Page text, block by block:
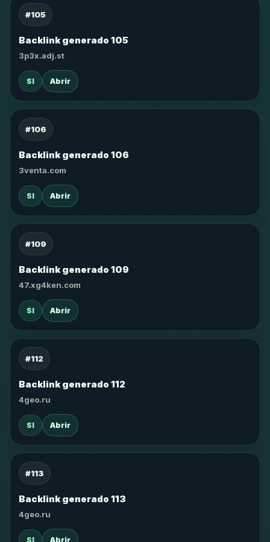
#105
Backlink generado 105
3p3x.adj.st
SI Abrir
#106
Backlink generado 106
3venta.com
SI Abrir
#109
Backlink generado 109
47.xg4ken.com
SI Abrir
#112
Backlink generado 112
4geo.ru
SI Abrir
#113
Backlink generado 113
4geo.ru
SI Abrir